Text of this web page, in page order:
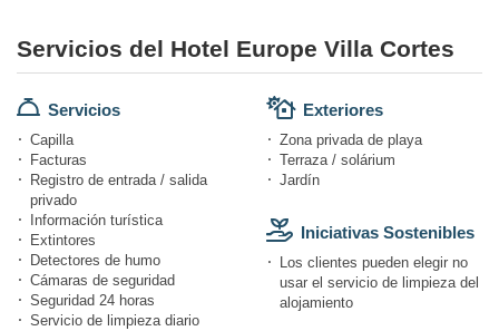
Servicios del Hotel Europe Villa Cortes
Servicios
Capilla
Facturas
Registro de entrada / salida
privado
Información turística
Extintores
Detectores de humo
Cámaras de seguridad
Seguridad 24 horas
Servicio de limpieza diario
Exteriores
Zona privada de playa
Terraza / solárium
Jardín
Iniciativas Sostenibles
Los clientes pueden elegir no
usar el servicio de limpieza del
alojamiento